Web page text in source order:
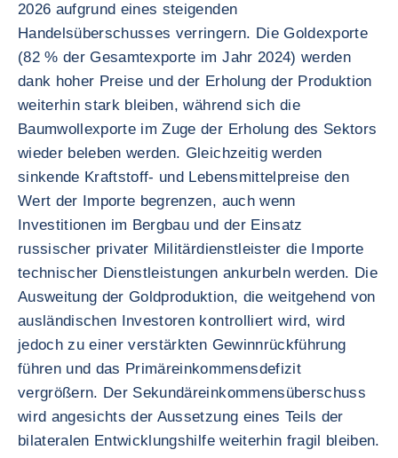
2026 aufgrund eines steigenden
Handelsüberschusses verringern. Die Goldexporte
(82 % der Gesamtexporte im Jahr 2024) werden
dank hoher Preise und der Erholung der Produktion
weiterhin stark bleiben, während sich die
Baumwollexporte im Zuge der Erholung des Sektors
wieder beleben werden. Gleichzeitig werden
sinkende Kraftstoff- und Lebensmittelpreise den
Wert der Importe begrenzen, auch wenn
Investitionen im Bergbau und der Einsatz
russischer privater Militärdienstleister die Importe
technischer Dienstleistungen ankurbeln werden. Die
Ausweitung der Goldproduktion, die weitgehend von
ausländischen Investoren kontrolliert wird, wird
jedoch zu einer verstärkten Gewinnrückführung
führen und das Primäreinkommensdefizit
vergrößern. Der Sekundäreinkommensüberschuss
wird angesichts der Aussetzung eines Teils der
bilateralen Entwicklungshilfe weiterhin fragil bleiben.